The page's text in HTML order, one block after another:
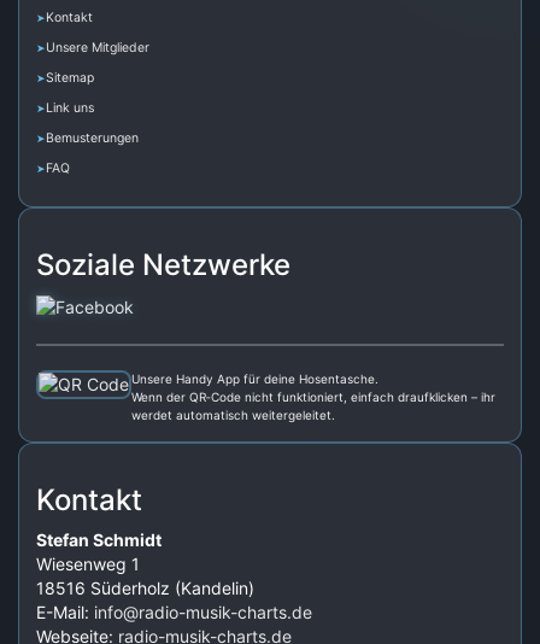
Kontakt
Unsere Mitglieder
Sitemap
Link uns
Bemusterungen
FAQ
Soziale Netzwerke
Unsere Handy App für deine Hosentasche.
Wenn der QR‑Code nicht funktioniert, einfach draufklicken – ihr
werdet automatisch weitergeleitet.
Kontakt
Stefan Schmidt
Wiesenweg 1
18516 Süderholz (Kandelin)
E-Mail: info@radio-musik-charts.de
Webseite: radio-musik-charts.de